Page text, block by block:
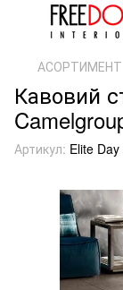
АСОРТИМЕНТ
Кавовий
Артикул: Elite